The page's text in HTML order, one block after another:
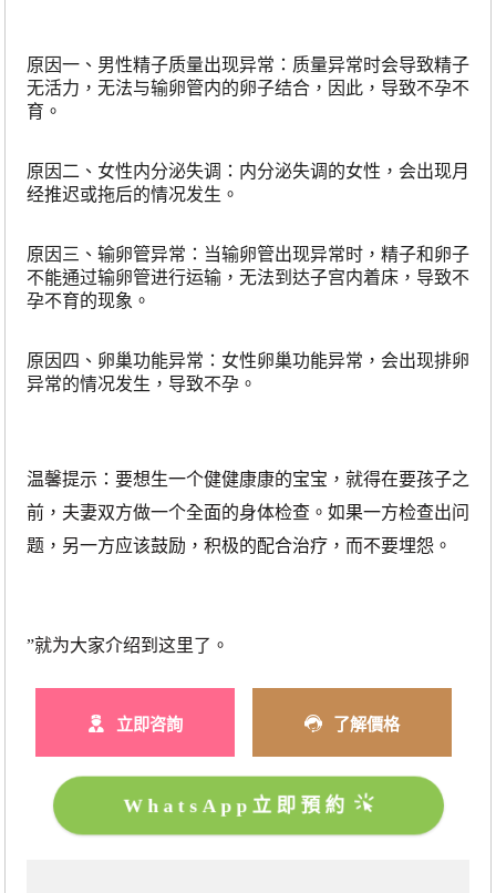
原因一、男性精子质量出现异常： 质量异常时会导致精子
无活力，无法与输卵管内的卵子结合，因此，导致不孕不
育。
原因二、女性内分泌失调： 内分泌失调的女性，会出现月
经推迟或拖后的情况发生。
原因三 、输卵管异常： 当输卵管出现异常时，精子和卵子
不能通过输卵管进行运输，无法到达子宫内着床，导致不
孕不育的现象。
原因四 、卵巢功能异常： 女性卵巢功能异常，会出现排卵
异常的情况发生，导致不孕。
温馨提示：要想生一个健健康康的宝宝，就得在要孩子之
前，夫妻双方做一个全面的身体检查。如果一方检查出问
题，另一方应该鼓励，积极的配合治疗，而不要埋怨。
”就为大家介绍到这里了。
立即咨詢 了解價格
WhatsApp立即預約